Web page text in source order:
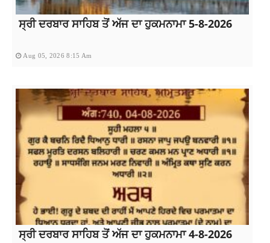
ਸ੍ਰੀ ਦਰਬਾਰ ਸਾਹਿਬ ਤੋਂ ਅੱਜ ਦਾ ਹੁਕਮਨਾਮਾ 5-8-2026
Aug 05, 2026 8:15 Am
ਸ੍ਰੀ ਦਰਬਾਰ ਸਾਹਿਬ ਤੋਂ ਅੱਜ ਦਾ ਹੁਕਮਨਾਮਾ 4-8-2026